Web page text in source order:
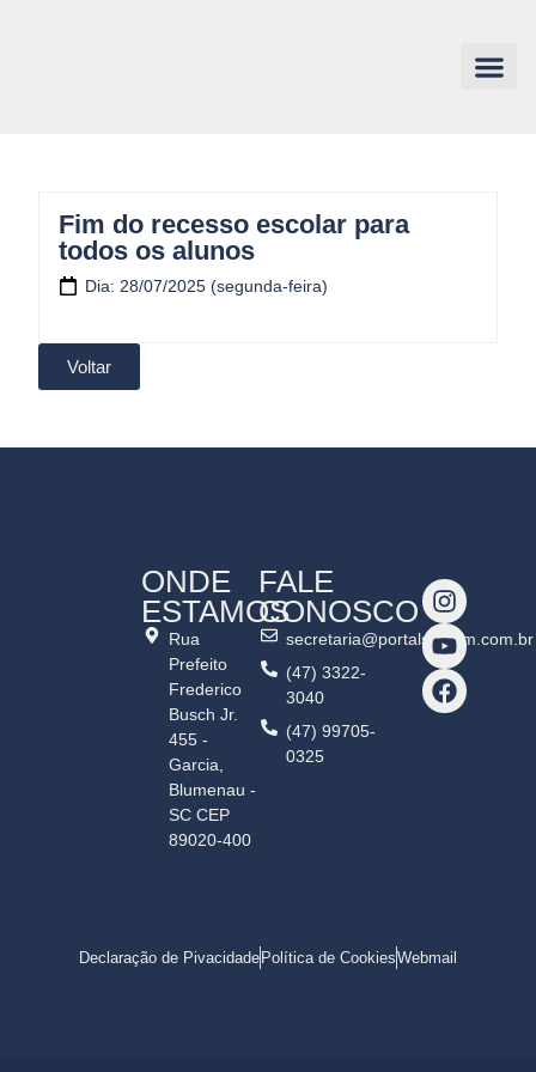
Fim do recesso escolar para
todos os alunos
Dia: 28/07/2025 (segunda-feira)
Voltar
ONDE
ESTAMOS
Rua
Prefeito
Frederico
Busch Jr.
455 -
Garcia,
Blumenau -
SC CEP
89020-400
FALE
CONOSCO
secretaria@portalshalom.com.br
(47) 3322-
3040
(47) 99705-
0325
Declaração de Pivacidade Política de CookiesWebmail